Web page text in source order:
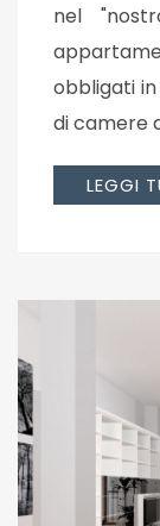
nel
obbligati
di camere
LEGGI